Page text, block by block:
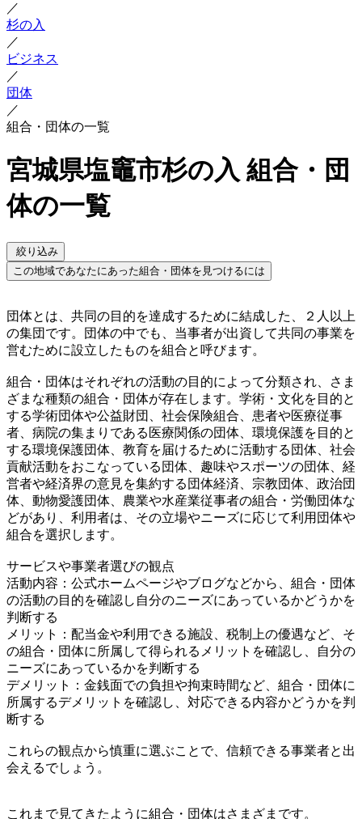
／
杉の入
／
ビジネス
／
団体
／
組合・団体の一覧
宮城県塩竈市杉の入 組合・団
体の一覧
絞り込み
この地域であなたにあった組合・団体を見つけるには
団体とは、共同の目的を達成するために結成した、２人以上
の集団です。団体の中でも、当事者が出資して共同の事業を
営むために設立したものを組合と呼びます。
組合・団体はそれぞれの活動の目的によって分類され、さま
ざまな種類の組合・団体が存在します。学術・文化を目的と
する学術団体や公益財団、社会保険組合、患者や医療従事
者、病院の集まりである医療関係の団体、環境保護を目的と
する環境保護団体、教育を届けるために活動する団体、社会
貢献活動をおこなっている団体、趣味やスポーツの団体、経
営者や経済界の意見を集約する団体経済、宗教団体、政治団
体、動物愛護団体、農業や水産業従事者の組合・労働団体な
どがあり、利用者は、その立場やニーズに応じて利用団体や
組合を選択します。
サービスや事業者選びの観点
活動内容：公式ホームページやブログなどから、組合・団体
の活動の目的を確認し自分のニーズにあっているかどうかを
判断する
メリット：配当金や利用できる施設、税制上の優遇など、そ
の組合・団体に所属して得られるメリットを確認し、自分の
ニーズにあっているかを判断する
デメリット：金銭面での負担や拘束時間など、組合・団体に
所属するデメリットを確認し、対応できる内容かどうかを判
断する
これらの観点から慎重に選ぶことで、信頼できる事業者と出
会えるでしょう。
これまで見てきたように組合・団体はさまざまです。